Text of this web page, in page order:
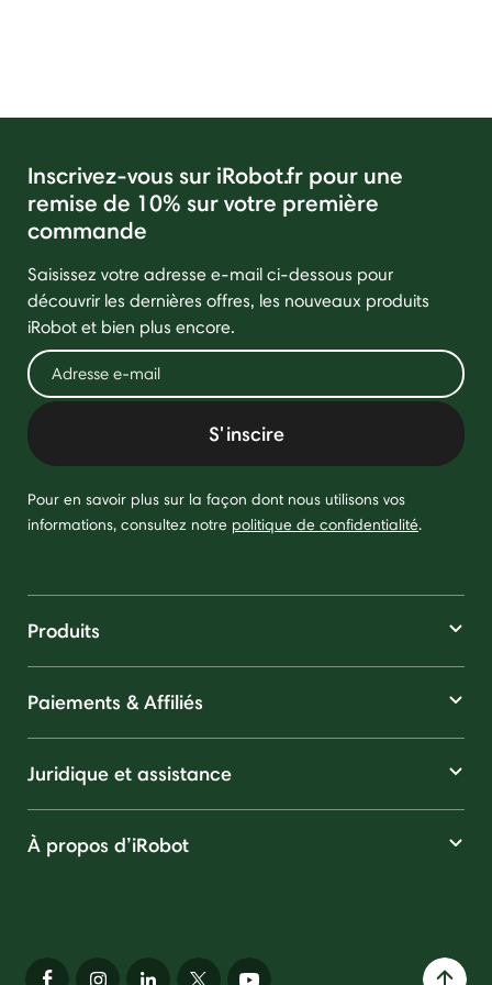
Inscrivez-vous sur iRobot.fr pour une
remise de 10% sur votre première
commande
Saisissez votre adresse e-mail ci-dessous pour
découvrir les dernières offres, les nouveaux produits
iRobot et bien plus encore.
S'inscire
Pour en savoir plus sur la façon dont nous utilisons vos
informations, consultez notre politique de confidentialité.
Produits
Paiements & Affiliés
Juridique et assistance
À propos d’iRobot